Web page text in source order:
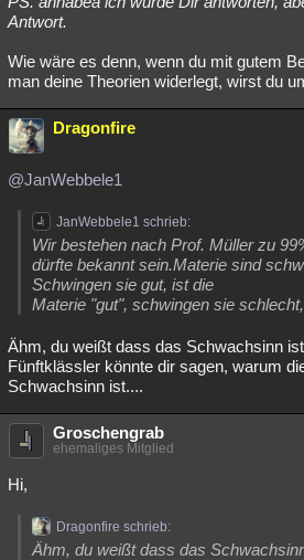
Antwort.
Wie wäre es denn, wenn du mit gutem
man deine Theorien widerlegt, wirst du
Dragonfire
@JanWebbele1
JanWebbele1 schrieb:
Wir bestehen nach Prof. Müller zu
dürfte bekannt sein.Materie sind
Schwingen sie gut, ist die
Materie "gut", schwingen sie
Ähm, du weißt dass das Schwachsinn
Fünftklässler könnte dir sagen, warum
Schwachsinn ist....
Groschengrab
ehemaliges Mitglied
Hi,
Dragonfire schrieb:
Ähm, du weißt dass das